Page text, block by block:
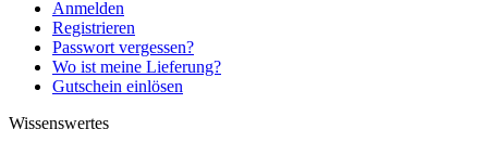
Anmelden
Registrieren
Passwort vergessen?
Wo ist meine Lieferung?
Gutschein einlösen
Wissenswertes